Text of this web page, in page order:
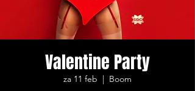
Valentine Party
za 11 feb
  |
Boom